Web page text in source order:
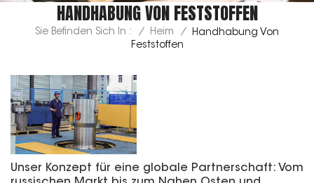
HANDHABUNG VON FESTSTOFFEN
Sie Befinden Sich In : / Heim /
Handhabung Von
Feststoffen
Unser Konzept für eine globale Partnerschaft: Vom